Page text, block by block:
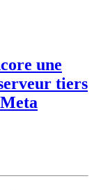
une
tiers